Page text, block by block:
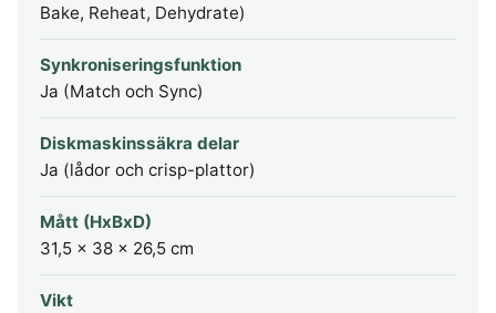
Bake, Reheat, Dehydrate)
Synkroniseringsfunktion
Ja (Match och Sync)
Diskmaskinssäkra delar
Ja (lådor och crisp-plattor)
Mått (HxBxD)
31,5 x 38 x 26,5 cm
Vikt